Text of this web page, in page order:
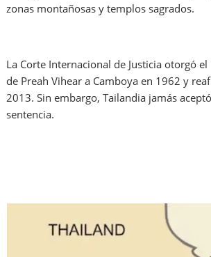
zonas montañosas y templos sagrados.
La Corte Internacional de Justicia otorgó
de Preah Vihear a Camboya en 1962 y
2013. Sin embargo, Tailandia jamás
sentencia.